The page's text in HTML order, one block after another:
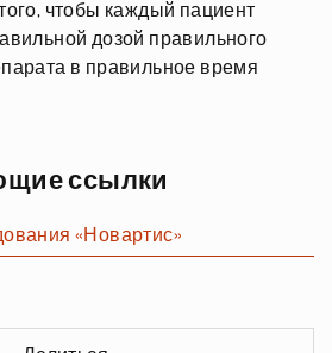
чтобы каждый пациент
дозой правильного
в правильное время
ссылки
«Новартис»